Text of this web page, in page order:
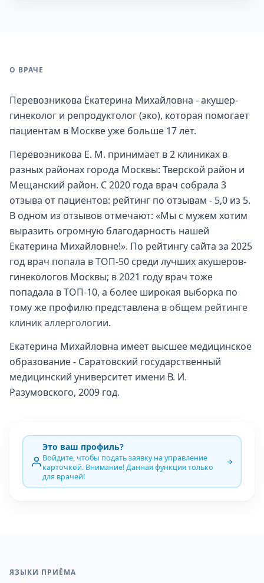
О ВРАЧЕ
Перевозникова Екатерина Михайловна - акушер-
гинеколог и репродуктолог (эко), которая помогает
пациентам в Москве уже больше 17 лет.
Перевозникова Е. М. принимает в 2 клиниках в
разных районах города Москвы: Тверской район и
Мещанский район. С 2020 года врач собрала 3
отзыва от пациентов: рейтинг по отзывам - 5,0 из 5.
В одном из отзывов отмечают: «Мы с мужем хотим
выразить огромную благодарность нашей
Екатерина Михайловне!». По рейтингу сайта за 2025
год врач попала в ТОП-50 среди лучших акушеров-
гинекологов Москвы; в 2021 году врач тоже
попадала в ТОП-10, а более широкая выборка по
тому же профилю представлена в общем рейтинге
клиник аллергологии.
Екатерина Михайловна имеет высшее медицинское
образование - Саратовский государственный
медицинский университет имени В. И.
Разумовского, 2009 год.
Это ваш профиль?
Войдите, чтобы подать заявку на управление
карточкой. Внимание! Данная функция только
для врачей!
ЯЗЫКИ ПРИЁМА